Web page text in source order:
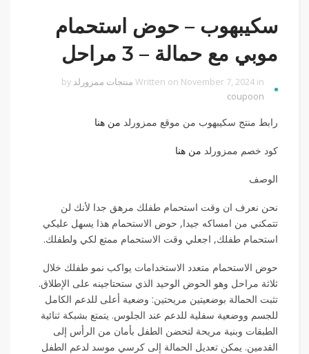
سكيبهوب – حوض استحمام
موبي مع حمالة – 3 مراحل
Written on November 7, 2024 in منتجات ممزورلد
coupoon
رابط منتج سكيبهوب من موقع ممزورلد من هنا
كود خصم ممزورلد من هنا
الوصف
نحن نعرف ان وقت استحمام طفلك مرهق جدا لأنك لن
تتمكني من امساكه جيدا, حوض الاستحمام هذا يسهل عليكي
استحمام طفلك, اجعلي وقت الاستحمام ممتع لكي ولطفلك.
حوض الاستحمام متعدد الاستخدامات يواكب نمو طفلك خلال
ثلاثة مراحل وهو الحوض الوحيد الذي ستحتاجينه على الإطلاق.
تثبت الحمالة بوضعيتين مريحتين: وضعية أعلى للدعم الكامل
للجسم ووضعية سفلية للدعم عند الجلوس. يتمتع بشبكة ثنائية
الطبقات وبنية مريحة لتحضن الطفل بأمان من الرأس إلى
القدمين. يمكن تعديل الحمالة إلى كرسي موسد لدعم الطفل